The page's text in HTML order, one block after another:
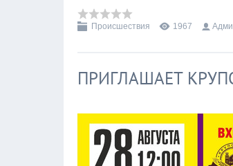
Происшествия 1967
ПРИГЛАШАЕТ